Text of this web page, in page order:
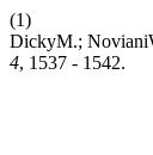
(1)
DickyM.;
4, 1537 - 1542.